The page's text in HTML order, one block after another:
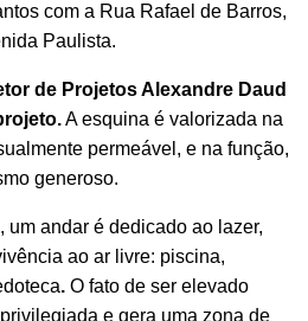
com a Rua Rafael de Barros,
Paulista.
de Projetos Alexandre Daud
A esquina é valorizada na
permeável, e na função,
generoso.
um andar é dedicado ao lazer,
ao ar livre: piscina,
. O fato de ser elevado
e gera uma zona de